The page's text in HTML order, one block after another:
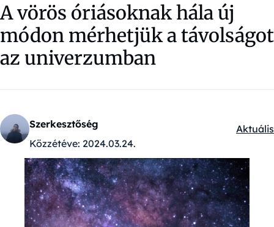
A vörös óriásoknak hála új
módon mérhetjük a távolságot
az univerzumban
Szerkesztőség
Közzétéve: 2024.03.24.
Aktuális